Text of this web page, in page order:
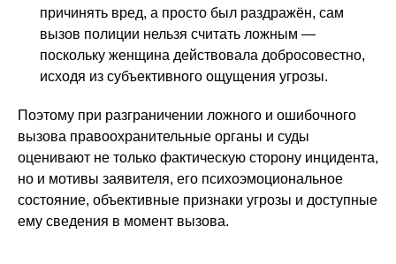
причинять вред, а просто был раздражён, сам
вызов полиции нельзя считать ложным —
поскольку женщина действовала добросовестно,
исходя из субъективного ощущения угрозы.
Поэтому при разграничении ложного и ошибочного
вызова правоохранительные органы и суды
оценивают не только фактическую сторону инцидента,
но и мотивы заявителя, его психоэмоциональное
состояние, объективные признаки угрозы и доступные
ему сведения в момент вызова.